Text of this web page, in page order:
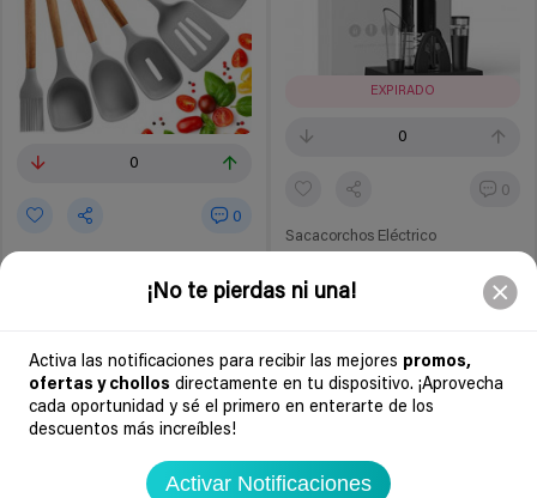
¡No te pierdas ni una!
Activa las notificaciones para recibir las mejores promos,
ofertas y chollos directamente en tu dispositivo. ¡Aprovecha
cada oportunidad y sé el primero en enterarte de los
descuentos más increíbles!
Activar Notificaciones
0
0
de silicona Home Hero
Amazon España
22,99€ 12,99€
EXPIRADO
0
0
Sacacorchos Eléctrico
39,99€ 21,99€